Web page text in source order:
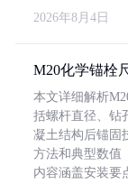
2026年8月4日
M20化学锚栓
本文详细解析
括螺杆直径、钻
凝土结构后锚固
方法和典型数值
内容涵盖安装要